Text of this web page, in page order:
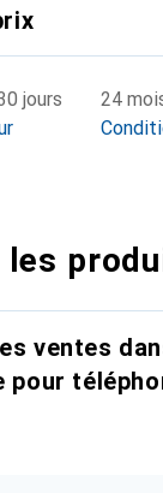
jours
24
les
ventes
pour